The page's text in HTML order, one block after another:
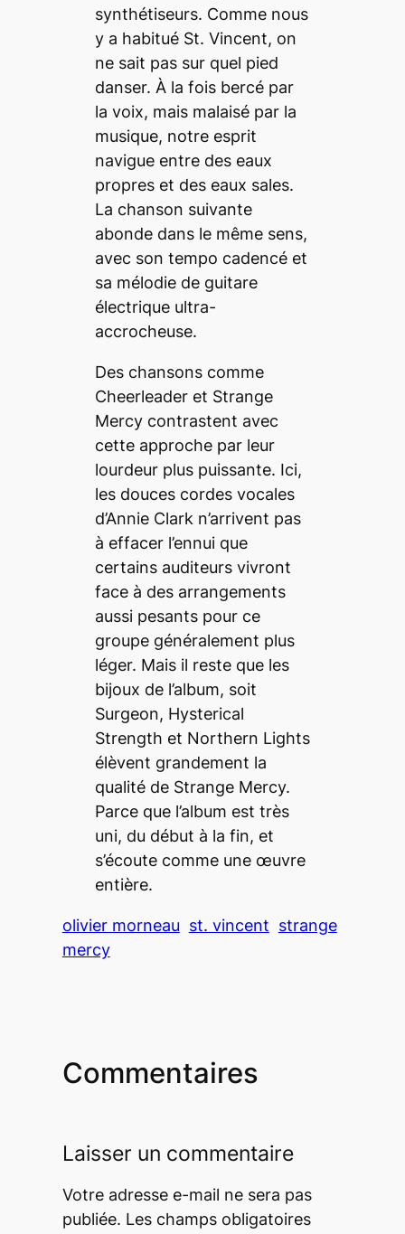
synthétiseurs. Comme nous
y a habitué St. Vincent, on
ne sait pas sur quel pied
danser. À la fois bercé par
la voix, mais malaisé par la
musique, notre esprit
navigue entre des eaux
propres et des eaux sales.
La chanson suivante
abonde dans le même sens,
avec son tempo cadencé et
sa mélodie de guitare
électrique ultra-
accrocheuse.
Des chansons comme
Cheerleaderet Strange
Mercycontrastent avec
cette approche par leur
lourdeur plus puissante. Ici,
les douces cordes vocales
d’Annie Clark n’arrivent pas
à effacer l’ennui que
certains auditeurs vivront
face à des arrangements
aussi pesants pour ce
groupe généralement plus
léger. Mais il reste que les
bijoux de l’album, soit
Surgeon, Hysterical
Strength et Northern Lights
élèvent grandement la
qualité de Strange Mercy.
Parce que l’album est très
uni, du début à la fin, et
s’écoute comme une œuvre
entière.
olivier morneau st. vincent strange
mercy
Commentaires
Laisser un commentaire
Votre adresse e-mail ne sera pas
publiée. Les champs obligatoires